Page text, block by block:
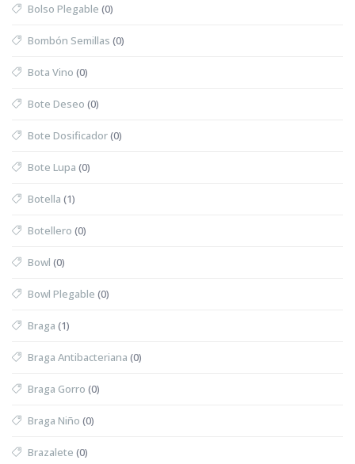
Bolso Plegable (0)
Bombón Semillas (0)
Bota Vino (0)
Bote Deseo (0)
Bote Dosificador(0)
Bote Lupa (0)
Botella (1)
Botellero (0)
Bowl (0)
Bowl Plegable (0)
Braga (1)
Braga Antibacteriana (0)
Braga Gorro (0)
Braga Niño (0)
Brazalete (0)